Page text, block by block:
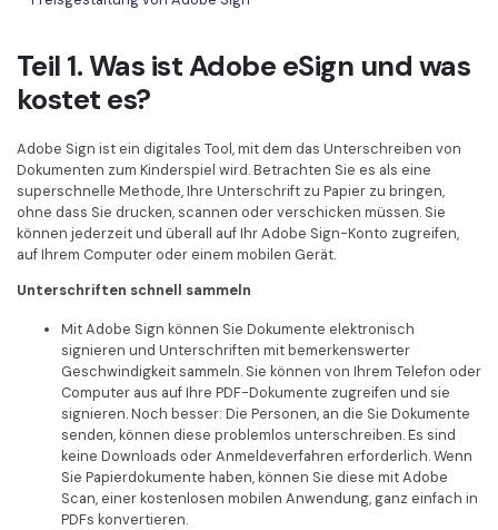
Teil 1. Was ist Adobe eSign und was
kostet es?
Adobe Sign ist ein digitales Tool, mit dem das Unterschreiben von
Dokumenten zum Kinderspiel wird. Betrachten Sie es als eine
superschnelle Methode, Ihre Unterschrift zu Papier zu bringen,
ohne dass Sie drucken, scannen oder verschicken müssen. Sie
können jederzeit und überall auf Ihr Adobe Sign-Konto zugreifen,
auf Ihrem Computer oder einem mobilen Gerät.
Unterschriften schnell sammeln
Mit Adobe Sign können Sie Dokumente elektronisch
signieren und Unterschriften mit bemerkenswerter
Geschwindigkeit sammeln. Sie können von Ihrem Telefon oder
Computer aus auf Ihre PDF-Dokumente zugreifen und sie
signieren. Noch besser: Die Personen, an die Sie Dokumente
senden, können diese problemlos unterschreiben. Es sind
keine Downloads oder Anmeldeverfahren erforderlich. Wenn
Sie Papierdokumente haben, können Sie diese mit Adobe
Scan, einer kostenlosen mobilen Anwendung, ganz einfach in
PDFs konvertieren.